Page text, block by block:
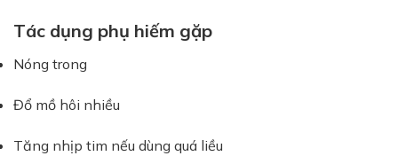
Tác dụng phụ hiếm gặp
Nóng trong
Đổ mồ hôi nhiều
Tăng nhịp tim nếu dùng quá liều